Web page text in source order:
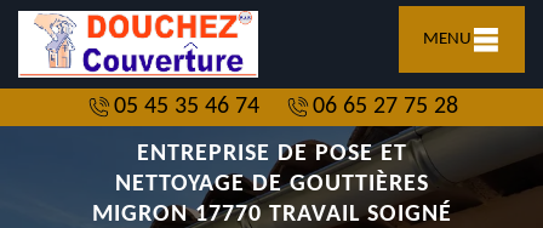
MENU
05 45 35 46 74
06 65 27 75 28
ENTREPRISE DE POSE ET
NETTOYAGE DE GOUTTIÈRES
MIGRON 17770 TRAVAIL SOIGNÉ